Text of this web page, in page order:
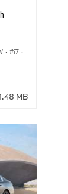
· i7 ·
MB